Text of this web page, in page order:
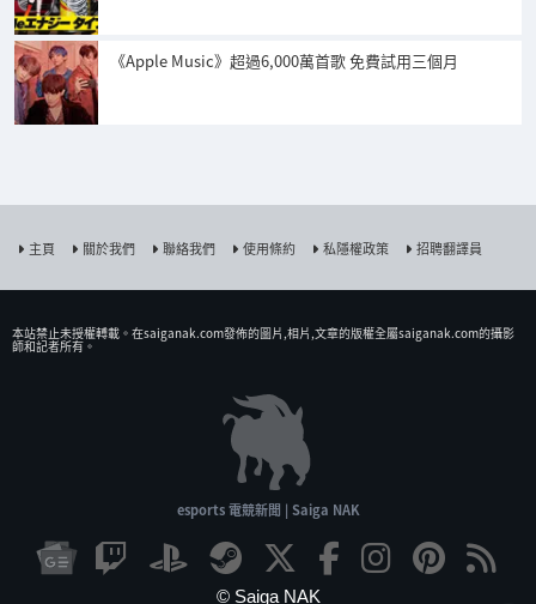
《Apple Music》超過6,000萬首歌 免費試用三個月
主頁 關於我們 聯絡我們 使用條約 私隱權政策 招聘翻譯員
本站禁止未授權𨍭載。在saiganak.com發佈的圖片,相片,文章的版權全屬saiganak.com的攝影
師和記者所有。
esports 電競新聞 | Saiga NAK
© Saiga NAK